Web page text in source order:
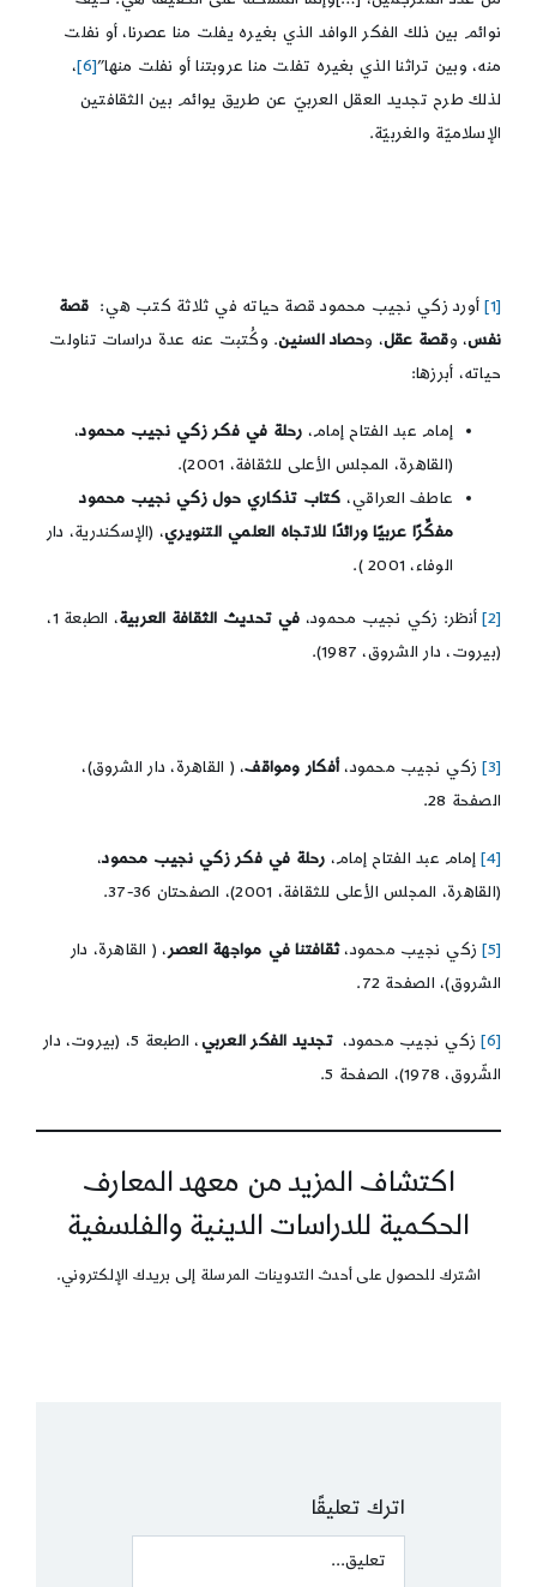
نوائم بين ذلك الفكر الوافد الذي بغيره يفلت منا عصرنا، أو نفلت
منه، وبين تراثنا الذي بغيره تفلت منا عروبتنا أو نفلت منها”[6]
،
لذلك طرح تجديد العقل العربيّ عن طريق يوائم بين الثقافتين
الإسلاميّة والغربيّة.
[1] أورد زكي نجيب محمود قصة حياته في ثلاثة كتب هي: قصة
نفس، وقصة عقل، وحصاد السنين. وكُتبت عنه عدة دراسات تناولت
حياته، أبرزها:
إمام عبد الفتاح إمام، رحلة في فكر زكي نجيب محمود،
(القاهرة، المجلس الأعلى للثقافة، 2001).
عاطف العراقي، كتاب تذكاري حول زكي نجيب محمود
مفكِّرًا عربيًا ورائدًا للاتجاه العلمي التنويري، (الإسكندرية، دار
الوفاء، 2001 ).
[2] أنظر: زكي نجيب محمود، في تحديث الثقافة العربية
، الطبعة 1،
(بيروت، دار الشروق، 1987).
[3] زكي نجيب محمود،أفكار ومواقف، ( القاهرة، دار الشروق)،
الصفحة 28.
[4] إمام عبد الفتاح إمام، رحلة في فكر زكي نجيب محمود،
(القاهرة، المجلس الأعلى للثقافة، 2001)، الصفحتان 36-37.
[5] زكي نجيب محمود،ثقافتنا في مواجهة العصر، ( القاهرة، دار
الشروق)، الصفحة 72.
[6] زكي نجيب محمود،تجديد الفكر العربي
، الطبعة 5، (بيروت، دار
الشّروق، 1978)، الصفحة 5.
اكتشاف المزيد من معهد المعارف
الحكمية للدراسات الدينية والفلسفية
اشترك للحصول على أحدث التدوينات المرسلة إلى بريدك الإلكتروني.
اترك تعليقًا
Comment